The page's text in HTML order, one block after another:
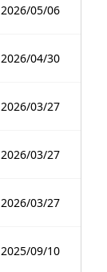
2026/05/06
2026/04/30
2026/03/27
2026/03/27
2026/03/27
2025/09/10